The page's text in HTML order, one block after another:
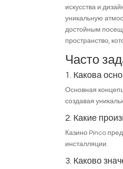
искусства и
уникальную
достойным
пространство,
Часто
1. Какова
Основная
создавая
2. Какие
Казино Pinco
инсталляции.
3. Каково